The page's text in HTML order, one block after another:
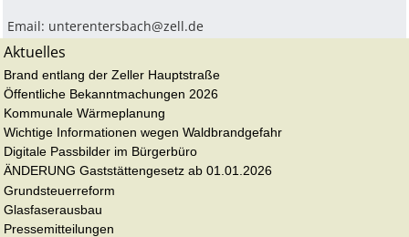
Email: unterentersbach@zell.de
Aktuelles
Brand entlang der Zeller Hauptstraße
Öffentliche Bekanntmachungen 2026
Kommunale Wärmeplanung
Wichtige Informationen wegen Waldbrandgefahr
Digitale Passbilder im Bürgerbüro
ÄNDERUNG Gaststättengesetz ab 01.01.2026
Grundsteuerreform
Glasfaserausbau
Pressemitteilungen